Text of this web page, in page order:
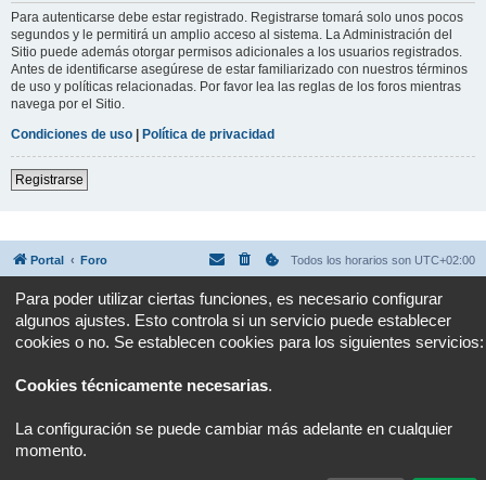
Para autenticarse debe estar registrado. Registrarse tomará solo unos pocos
segundos y le permitirá un amplio acceso al sistema. La Administración del
Sitio puede además otorgar permisos adicionales a los usuarios registrados.
Antes de identificarse asegúrese de estar familiarizado con nuestros términos
de uso y políticas relacionadas. Por favor lea las reglas de los foros mientras
navega por el Sitio.
Condiciones de uso | Política de privacidad
Registrarse
Portal Foro Todos los horarios son UTC+02:00
Desarrollado porphpBB® Forum Software © phpBB Limited
Traducción al español porphpBB España
Privacidad|Condiciones
Para poder utilizar ciertas funciones, es necesario configurar
algunos ajustes. Esto controla si un servicio puede establecer
cookies o no. Se establecen cookies para los siguientes servicios:
Cookies técnicamente necesarias.
La configuración se puede cambiar más adelante en cualquier
momento.